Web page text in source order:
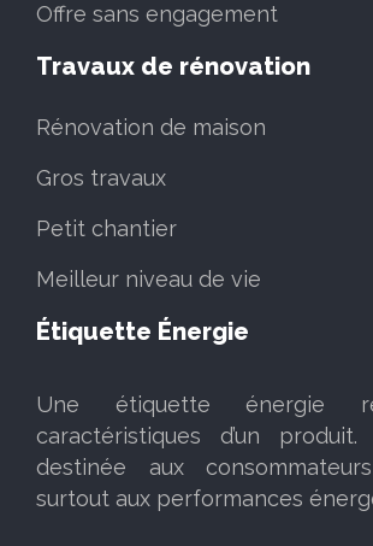
Offre sans engagement
Travaux de rénovation
Rénovation de maison
Gros travaux
Petit chantier
Meilleur niveau de vie
Étiquette Énergie
Une étiquette énergie
caractéristiques d’un
destinée aux
surtout aux performances